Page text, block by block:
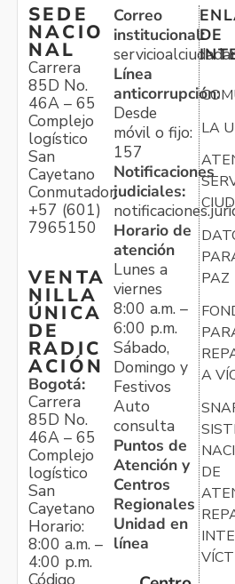
SEDE
NACIO
NAL
Carrera
85D No.
46A – 65
Complejo
logístico
San
Cayetano
Conmutador:
+57 (601)
7965150
VENTA
NILLA
ÚNICA
DE
RADIC
ACIÓN
Bogotá:
Carrera
85D No.
46A – 65
Complejo
logístico
San
Cayetano
Horario:
8:00 a.m. –
4:00 p.m.
Código
Correo
institucional:
Línea
anticorrupción:
Desde
móvil o fijo:
157
Notificaciones
judiciales:
Horario de
atención
Lunes a
viernes
8:00 a.m. –
6:00 p.m.
Sábado,
Domingo y
Festivos
Auto
consulta
Puntos de
Atención y
Centros
Regionales
Unidad en
línea
DE
LA
PAZ
A
DE